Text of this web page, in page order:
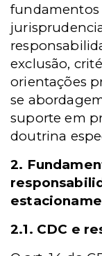
fundamentos
exclusão,
orientações
se
suporte em
doutrina
2.
2.1. CDC e